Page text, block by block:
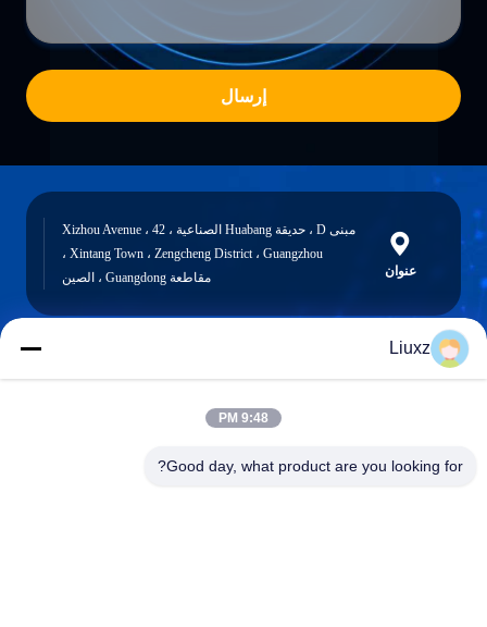
إرسال
عنوان
مبنى D ، حديقة Huabang الصناعية ، 42 Xizhou Avenue ،
Xintang Town ، Zengcheng District ، Guangzhou ،
مقاطعة Guangdong ، الصين
Liuxz
9:48 PM
Good day, what product are you looking for?